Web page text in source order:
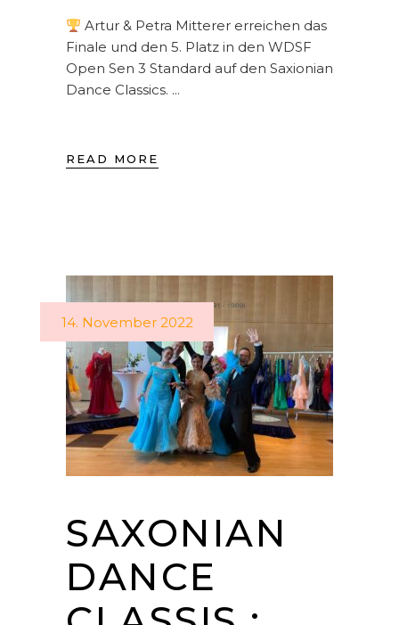
Artur & Petra Mitterer erreichen das
Finale und den 5. Platz in den WDSF
Open Sen 3 Standard auf den Saxionian
Dance Classics.
READ MORE
14. November 2022
SAXONIAN
DANCE